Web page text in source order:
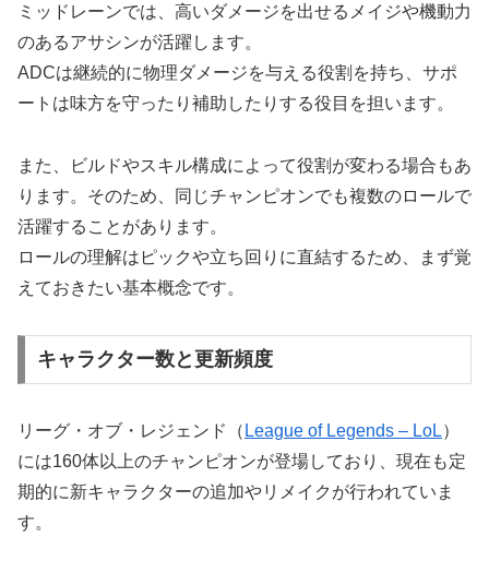
ミッドレーンでは、高いダメージを出せるメイジや機動力
のあるアサシンが活躍します。
ADCは継続的に物理ダメージを与える役割を持ち、サポ
ートは味方を守ったり補助したりする役目を担います。
また、ビルドやスキル構成によって役割が変わる場合もあ
ります。そのため、同じチャンピオンでも複数のロールで
活躍することがあります。
ロールの理解はピックや立ち回りに直結するため、まず覚
えておきたい基本概念です。
キャラクター数と更新頻度
リーグ・オブ・レジェンド（ League of Legends – LoL）
には160体以上のチャンピオンが登場しており、現在も定
期的に新キャラクターの追加やリメイクが行われていま
す。